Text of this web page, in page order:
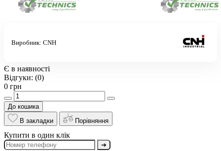
Виробник: CNH
Є в наявності
Відгуки: (0)
0 грн
До кошика
В закладки
Порівняння
Купити в один клік
➔